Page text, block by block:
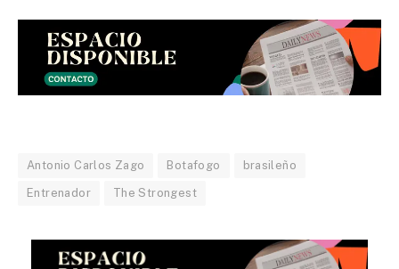
Antonio Carlos Zago Botafogo brasileño
Entrenador The Strongest